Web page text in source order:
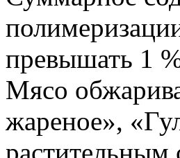
превышать 1
Мясо
жареное»,
растительным